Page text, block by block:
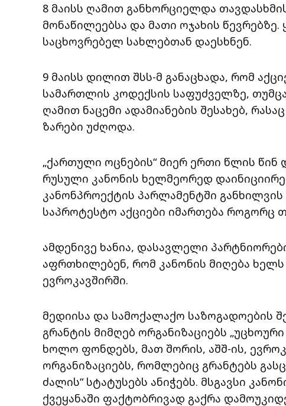
8 მაისს ღამით განხორციელდა
მონაწილეებსა და მათი ოჯახის
საცხოვრებელ სახლებთან დაესხნენ.
9 მაისს დილით შსს-მ განაცხადა, რომ
სამართლის კოდექსის საფუძველზე, თუმცა
ღამით ნაცემი ადამიანების შესახებ,
ზარები უძღოდა.
„ქართული ოცნების“ მიერ ერთი წლის
რუსული კანონის ხელმეორედ
კანონპროექტის პარლამენტში
საპროტესტო აქციები იმართება როგორც
ამდენივე ხანია, დასავლელი
აფრთხილებენ, რომ კანონის მიღება
ევროკავშირში.
მედიისა და სამოქალაქო საზოგადოების
გრანტის მიმღებ ორგანიზაციებს
ხოლო ფონდებს, მათ შორის, აშშ-ის,
ორგანიზაციებს, რომლებიც გრანტებს
ძალის“ სტატუსებს ანიჭებს. მსგავსი
ქვეყანაში ფაქტობრივად გაქრა